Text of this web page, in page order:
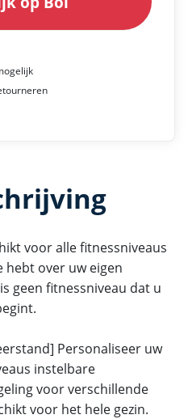
voor alle fitnessniveaus
over uw eigen
geen fitnessniveau dat u
Personaliseer uw
instelbare
voor verschillende
voor het hele gezin.